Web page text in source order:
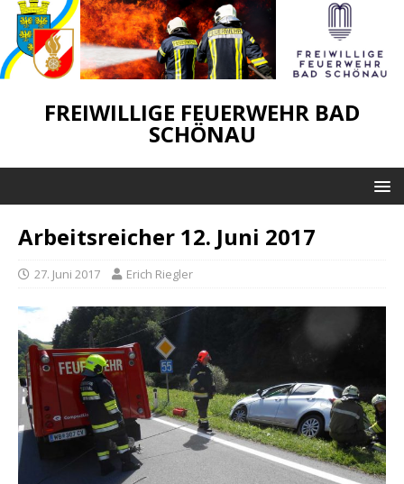
FREIWILLIGE FEUERWEHR BAD
SCHÖNAU
Arbeitsreicher 12. Juni 2017
27. Juni 2017 Erich Riegler